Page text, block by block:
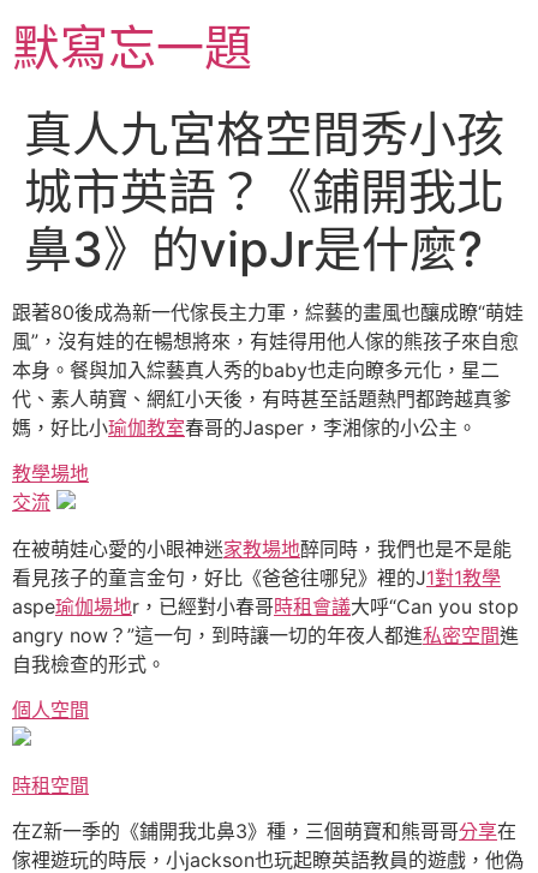
至
主默寫忘一題
真人九宮格空間秀小孩
城市英語？《鋪開我北
鼻3》的vipJr是什麼?
跟著80後成為新一代傢長主力軍，綜藝的畫風也釀成瞭“萌娃
風”，沒有娃的在暢想將來，有娃得用他人傢的熊孩子來自愈
本身。餐與加入綜藝真人秀的baby也走向瞭多元化，星二
代、素人萌寶、網紅小天後，有時甚至話題熱門都跨越真爹
媽，好比小瑜伽教室春哥的Jasper，李湘傢的小公主。
教學場地
交流
在被萌娃心愛的小眼神迷家教場地醉同時，我們也是不是能
看見孩子的童言金句，好比《爸爸往哪兒》裡的J1對1教學
aspe瑜伽場地r，已經對小春哥時租會議大呼“Can you stop
angry now？”這一句，到時讓一切的年夜人都進私密空間進
自我檢查的形式。
個人空間
時租空間
在Z新一季的《鋪開我北鼻3》種，三個萌寶和熊哥哥分享在
傢裡遊玩的時辰，小jackson也玩起瞭英語教員的遊戲，他偽